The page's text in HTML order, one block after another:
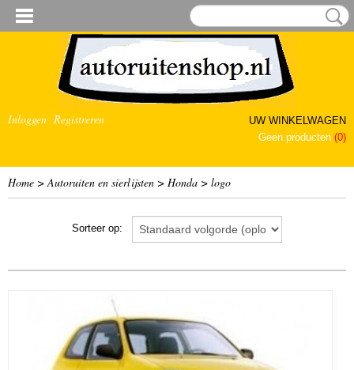
Inloggen Registreren
UW WINKELWAGEN
Geen producten (0)
Home >Autoruiten en sierlijsten > Honda > logo
Sorteer op: